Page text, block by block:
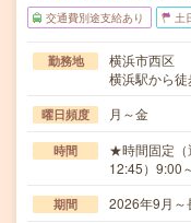
交通費別途支給あり 土
勤務地
横浜市西区
横浜駅から
曜日頻度 月～金
時間
★時間固定（
12:45）9:00
期間 2026年9月～